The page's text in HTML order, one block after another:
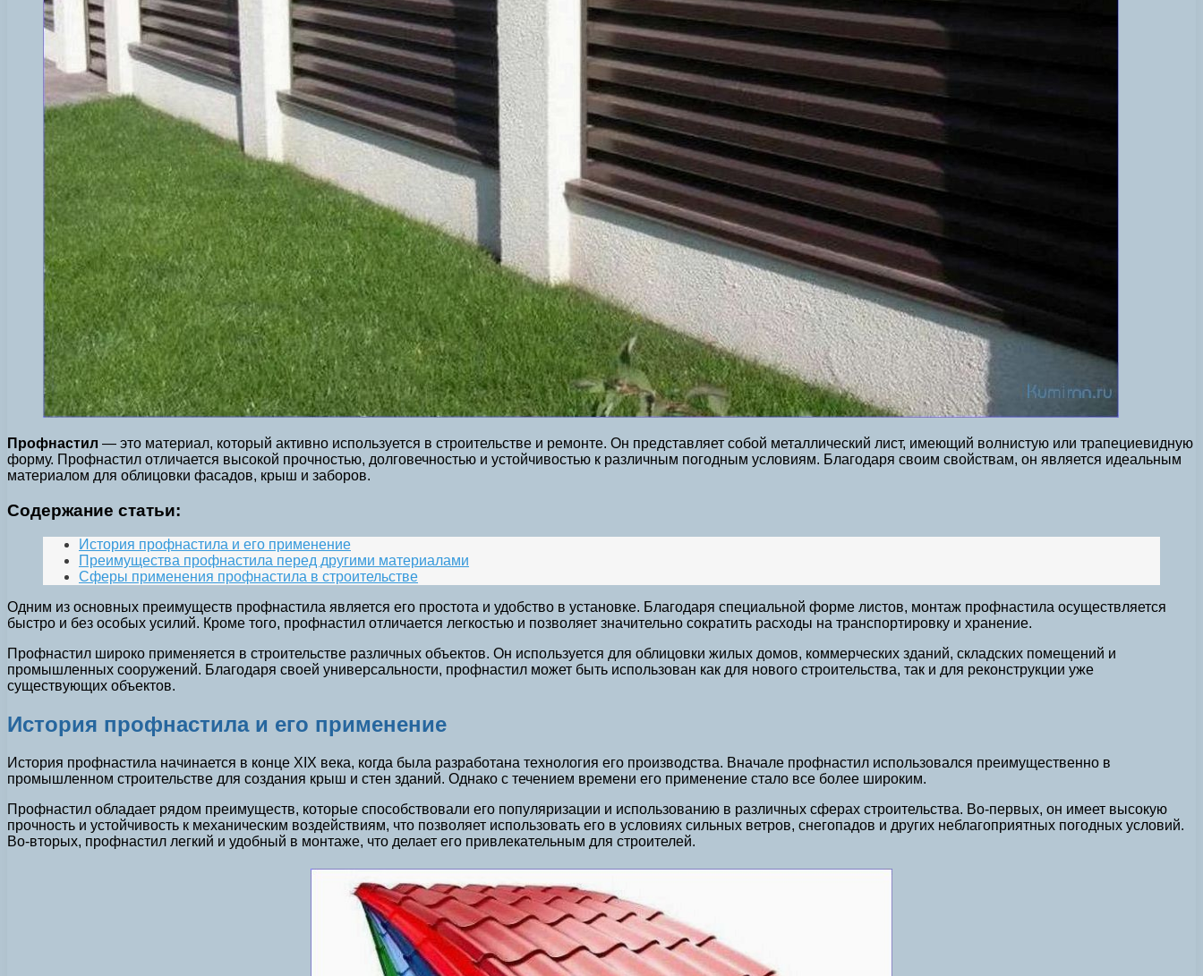
Профнастил — это материал, который активно используется в строительстве и ремонте. Он представляет собой металлический лист, имеющий волнистую или трапециевидную
форму. Профнастил отличается высокой прочностью, долговечностью и устойчивостью к различным погодным условиям. Благодаря своим свойствам, он является идеальным
материалом для облицовки фасадов, крыш и заборов.
Содержание статьи:
История профнастила и его применение
Преимущества профнастила перед другими материалами
Сферы применения профнастила в строительстве
Одним из основных преимуществ профнастила является его простота и удобство в установке. Благодаря специальной форме листов, монтаж профнастила осуществляется
быстро и без особых усилий. Кроме того, профнастил отличается легкостью и позволяет значительно сократить расходы на транспортировку и хранение.
Профнастил широко применяется в строительстве различных объектов. Он используется для облицовки жилых домов, коммерческих зданий, складских помещений и
промышленных сооружений. Благодаря своей универсальности, профнастил может быть использован как для нового строительства, так и для реконструкции уже
существующих объектов.
История профнастила и его применение
История профнастила начинается в конце XIX века, когда была разработана технология его производства. Вначале профнастил использовался преимущественно в
промышленном строительстве для создания крыш и стен зданий. Однако с течением времени его применение стало все более широким.
Профнастил обладает рядом преимуществ, которые способствовали его популяризации и использованию в различных сферах строительства. Во-первых, он имеет высокую
прочность и устойчивость к механическим воздействиям, что позволяет использовать его в условиях сильных ветров, снегопадов и других неблагоприятных погодных условий.
Во-вторых, профнастил легкий и удобный в монтаже, что делает его привлекательным для строителей.